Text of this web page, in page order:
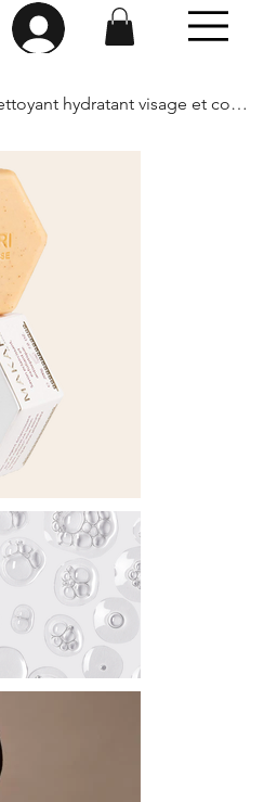
Savon exfoliant clarifiant nettoyant hydratant visage et corps 200Gr-Makari